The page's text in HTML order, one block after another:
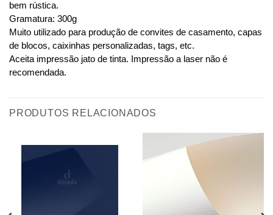
bem rústica.
Gramatura: 300g
Muito utilizado para produção de convites de casamento, capas
de blocos, caixinhas personalizadas, tags, etc.
Aceita impressão jato de tinta. Impressão a laser não é
recomendada.
PRODUTOS RELACIONADOS